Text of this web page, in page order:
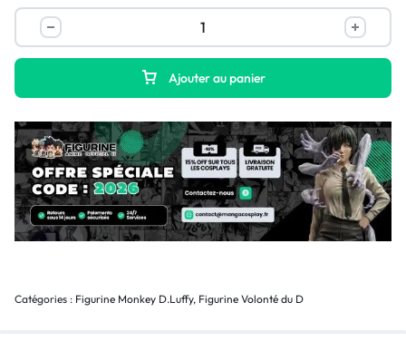
Ajouter au panier
Catégories : Figurine Monkey D.Luffy, Figurine Volonté du D